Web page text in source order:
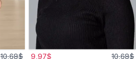
10,68$ 9,97$ 10,68$